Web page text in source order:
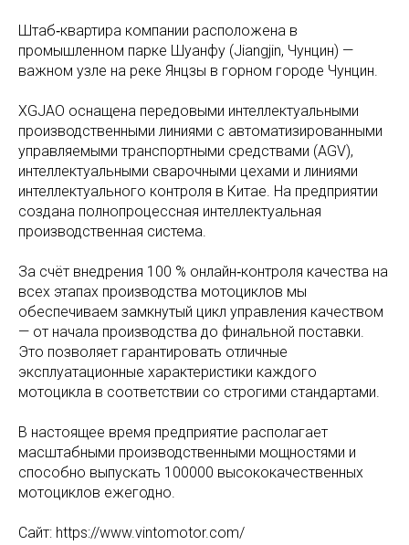
Штаб‑квартира компании расположена в
промышленном парке Шуанфу (Jiangjin, Чунцин) —
важном узле на реке Янцзы в горном городе Чунцин.
XGJAO оснащена передовыми интеллектуальными
производственными линиями с автоматизированными
управляемыми транспортными средствами (AGV),
интеллектуальными сварочными цехами и линиями
интеллектуального контроля в Китае. На предприятии
создана полнопроцессная интеллектуальная
производственная система.
За счёт внедрения 100 % онлайн‑контроля качества на
всех этапах производства мотоциклов мы
обеспечиваем замкнутый цикл управления качеством
— от начала производства до финальной поставки.
Это позволяет гарантировать отличные
эксплуатационные характеристики каждого
мотоцикла в соответствии со строгими стандартами.
В настоящее время предприятие располагает
масштабными производственными мощностями и
способно выпускать 100000 высококачественных
мотоциклов ежегодно.
Сайт: https://www.vintomotor.com/